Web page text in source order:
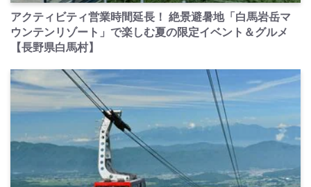
アクティビティ営業時間延長！ 絶景避暑地「白馬岩岳マ
ウンテンリゾート」で楽しむ夏の限定イベント＆グルメ
【長野県白馬村】